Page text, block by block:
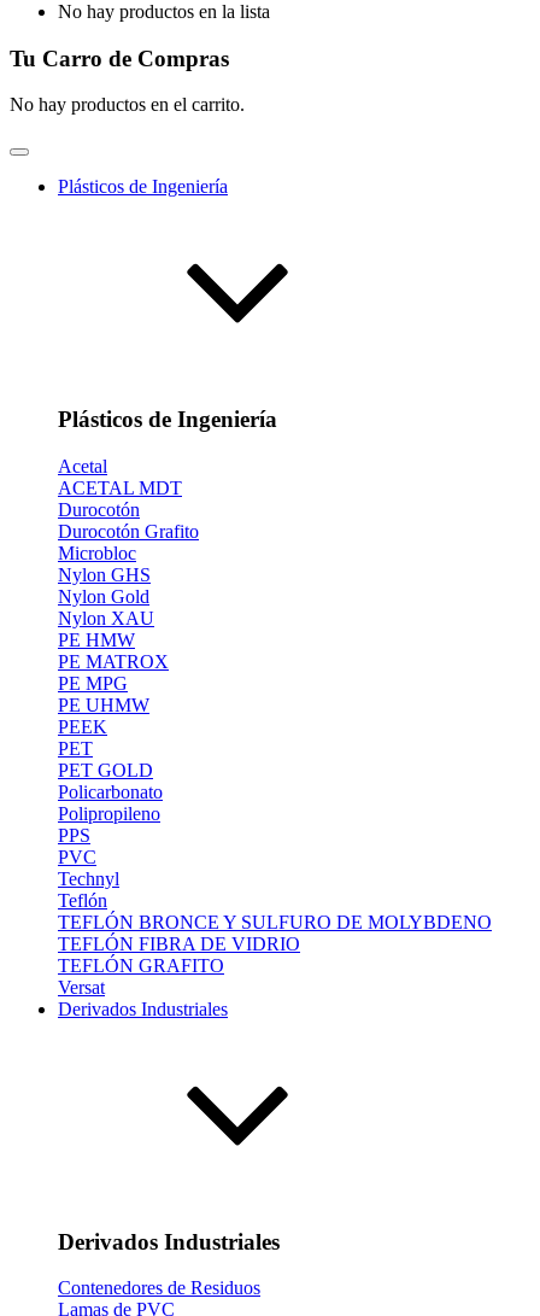
No hay productos en la lista
Tu Carro de Compras
No hay productos en el carrito.
Plásticos de Ingeniería
Plásticos de Ingeniería
Acetal
ACETAL MDT
Durocotón
Durocotón Grafito
Microbloc
Nylon GHS
Nylon Gold
Nylon XAU
PE HMW
PE MATROX
PE MPG
PE UHMW
PEEK
PET
PET GOLD
Policarbonato
Polipropileno
PPS
PVC
Technyl
Teflón
TEFLÓN BRONCE Y SULFURO DE MOLYBDENO
TEFLÓN FIBRA DE VIDRIO
TEFLÓN GRAFITO
Versat
Derivados Industriales
Derivados Industriales
Contenedores de Residuos
Lamas de PVC